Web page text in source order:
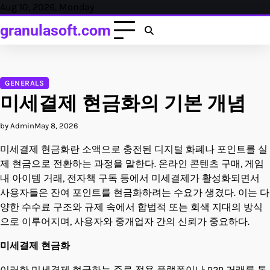
Skip
content
Aug 10, 2026, Monday
granulasoft.com
GENERALS
미세결제 현금화의 기본 개념
by AdminMay 8, 2026
미세결제 현금화란 소액으로 충전된 디지털 화폐나 포인트를 실
제 현금으로 전환하는 과정을 말한다. 온라인 콘텐츠 구매, 게임
내 아이템 거래, 전자책 구독 등에서 미세결제가 활성화되면서
사용자들은 잔여 포인트를 현금화하려는 수요가 생겼다. 이는 다
양한 수수료 구조와 규제 속에서 합법적 또는 회색 지대의 방식
으로 이루어지며, 사용자와 중개업자 간의 신뢰가 중요하다.
미세결제 현금화